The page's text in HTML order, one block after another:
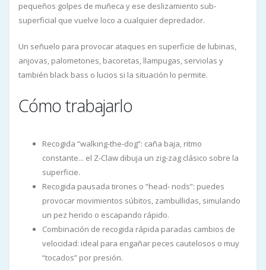
pequeños golpes de muñeca y ese deslizamiento sub-
superficial que vuelve loco a cualquier depredador.
Un señuelo para provocar ataques en superficie de lubinas,
anjovas, palometones, bacoretas, llampugas, serviolas y
también black bass o lucios si la situación lo permite.
Cómo trabajarlo
Recogida “walking-the-dog”: caña baja, ritmo
constante... el Z-Claw dibuja un zig-zag clásico sobre la
superficie.
Recogida pausada tirones o “head- nods”: puedes
provocar movimientos súbitos, zambullidas, simulando
un pez herido o escapando rápido.
Combinación de recogida rápida paradas cambios de
velocidad: ideal para engañar peces cautelosos o muy
“tocados” por presión.